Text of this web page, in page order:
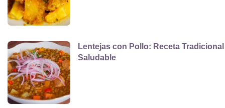
Lentejas con Pollo: Receta
Saludable